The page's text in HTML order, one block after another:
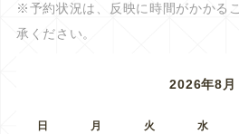
※予約状況は、反映に時間がかかる
承ください。
2026年8月
日 月 火 水